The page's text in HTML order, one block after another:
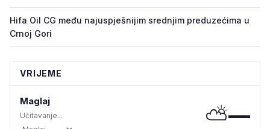
Hifa Oil CG među najuspješnijim srednjim preduzećima u
Crnoj Gori
VRIJEME
Maglaj
Učitavanje... ⛅—